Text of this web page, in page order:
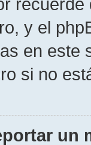
y el
en este
si no
un